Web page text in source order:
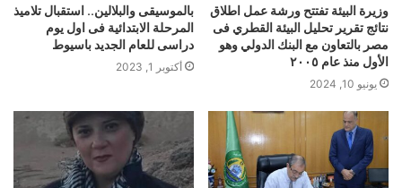
وزيرة البيئة تفتتح ورشة عمل اطلاق
نتائج تقرير تحليل البيئة القطري فى
مصر بالتعاون مع البنك الدولي وهو
الأول منذ عام ٢٠٠٥
يونيو 10, 2024
بالموسيقى والبلالين.. استقبال تلاميذ
المرحلة الابتدائية فى اول يوم
دراسى للعام الجديد باسيوط
أكتوبر 1, 2023